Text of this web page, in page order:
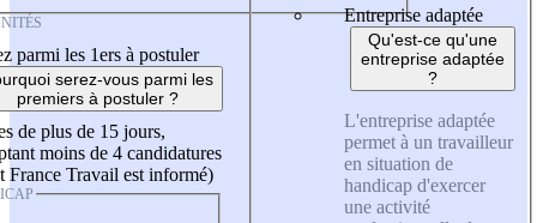
parmi les 1ers à postuler
serez-vous parmi les
premiers à postuler ?
de plus de 15 jours,
moins de 4 candidatures
France Travail est informé)
Entreprise adaptée
Qu'est-ce qu'une
entreprise adaptée
?
L'entreprise adaptée
permet à un travailleur
en situation de
handicap d'exercer
une activité